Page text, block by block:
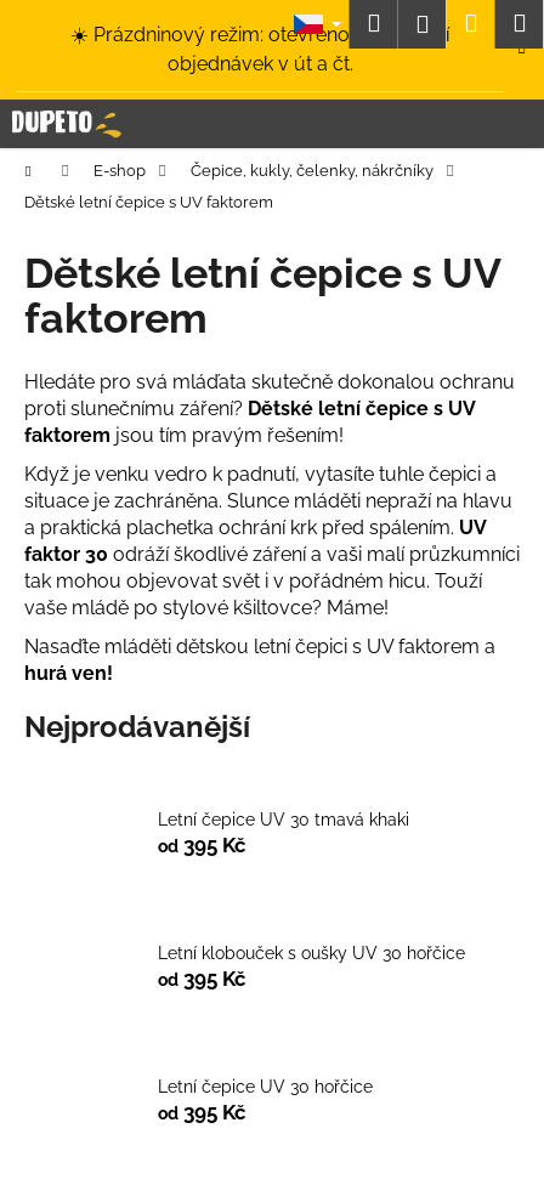
☀️ Prázdninový režim: otevřeno a odesílání
objednávek v út a čt.
HledatPřihlášení
Domů E-shop
Čepice, kukly, čelenky, nákrčníky
Dětské letní čepice s UV faktorem
Dětské letní čepice s UV
faktorem
Hledáte pro svá mláďata skutečně dokonalou ochranu
proti slunečnímu záření? Dětské letní čepice s UV
faktorem jsou tím pravým řešením!
Když je venku vedro k padnutí, vytasíte tuhle čepici a
situace je zachráněna. Slunce mláděti nepraží na hlavu
a praktická plachetka ochrání krk před spálením. UV
faktor 30 odráží škodlivé záření a vaši malí průzkumníci
tak mohou objevovat svět i v pořádném hicu. Touží
vaše mládě po stylové kšiltovce? Máme!
Nasaďte mláděti dětskou letní čepici s UV faktorem a
hurá ven!
Nejprodávanější
Letní čepice UV 30 tmavá khaki
od 395 Kč
Letní klobouček s oušky UV 30 hořčice
od 395 Kč
Letní čepice UV 30 hořčice
od 395 Kč
í
k C
o
p
t
ř
e
u
j
e
t
e
n
a
j
í
t
HLEDAT